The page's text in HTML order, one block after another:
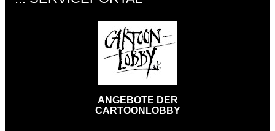
ANGEBOTE DER
CARTOONLOBBY